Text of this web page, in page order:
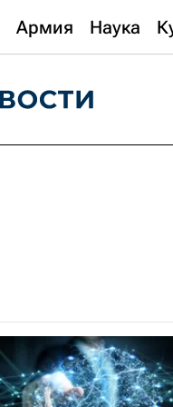
Армия Наука